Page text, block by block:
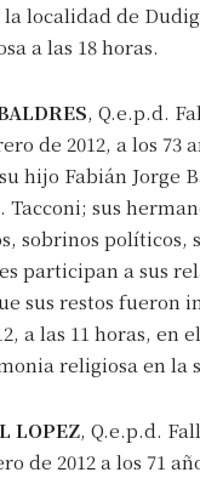
localidad de
a las 18 horas.
, Q.e.p.d.
de 2012, a los 73
hijo Fabián Jorge
sus
sobrinos políticos,
participan a sus
sus restos fueron
a las 11 horas, en
religiosa en la
LOPEZ, Q.e.p.d.
de 2012 a los 71